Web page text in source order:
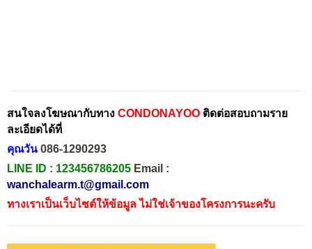
สนใจลงโฆษณากับทาง CONDONAYOO ติดต่อสอบถามราย
ละเอียดได้ที่
คุณวัน 086-1290293
LINE ID : 123456786205 Email :
wanchalearm.t@gmail.com
ทางเราเป็นเว็บไซต์ให้ข้อมูล ไม่ใช่เจ้าของโครงการนะครับ